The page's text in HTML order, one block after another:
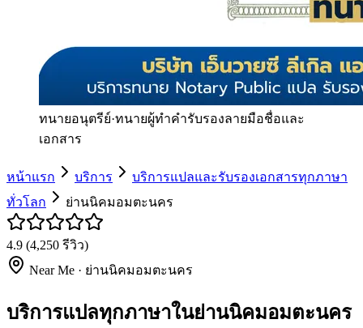
ทนายอนุตรีย์·ทนายผู้ทำคำรับรองลายมือชื่อและ
เอกสาร
หน้าแรก บริการ
บริการแปลและรับรองเอกสารทุกภาษา
ทั่วโลก
ย่านนิคมอมตะนคร
4.9 (4,250 รีวิว)
Near Me · ย่านนิคมอมตะนคร
บริการแปลทุกภาษาในย่านนิคมอมตะนคร